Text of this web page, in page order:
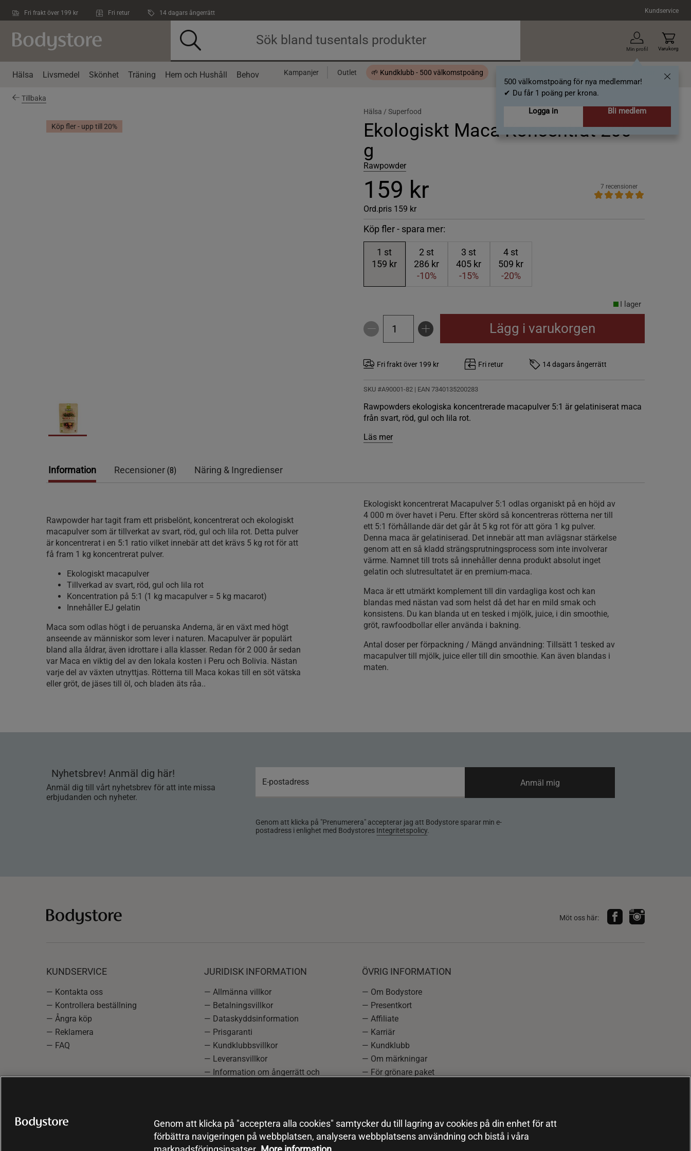
Fri frakt över 199 kr Fri retur 14 dagars ångerrätt Kundservice
Min profil
500 välkomstpoäng för nya medlemmar!
✔ Du får 1 poäng per krona.
Logga in
Bli medlem
Varukorg
Hälsa Livsmedel Skönhet Träning Hem och Hushåll Behov Kampanjer Outlet 🌱 Kundklubb - 500 välkomstpoäng
Tillbaka
Köp fler - upp till 20%
Hälsa / Superfood
Ekologiskt Maca Koncentrat 200
g
Rawpowder
159 kr
Ord.pris 159 kr
7 recensioner
Köp fler - spara mer:
1 st
159 kr
2 st
286 kr
-10%
3 st
405 kr
-15%
4 st
509 kr
-20%
I lager
Lägg i varukorgen
Fri frakt över 199 kr Fri retur 14 dagars ångerrätt
SKU #A90001-82 | EAN 7340135200283
Rawpowders ekologiska koncentrerade macapulver 5:1 är gelatiniserat maca
från svart, röd, gul och lila rot.
Läs mer
Information Recensioner (8) Näring & Ingredienser
Rawpowder har tagit fram ett prisbelönt, koncentrerat och ekologiskt
macapulver som är tillverkat av svart, röd, gul och lila rot. Detta pulver
är koncentrerat i en 5:1 ratio vilket innebär att det krävs 5 kg rot för att
få fram 1 kg koncentrerat pulver.
Ekologiskt macapulver
Tillverkad av svart, röd, gul och lila rot
Koncentration på 5:1 (1 kg macapulver = 5 kg macarot)
Innehåller EJ gelatin
Maca som odlas högt i de peruanska Anderna, är en växt med högt
anseende av människor som lever i naturen. Macapulver är populärt
bland alla åldrar, även idrottare i alla klasser. Redan för 2 000 år sedan
var Maca en viktig del av den lokala kosten i Peru och Bolivia. Nästan
varje del av växten utnyttjas. Rötterna till Maca kokas till en söt vätska
eller gröt, de jäses till öl, och bladen äts råa..
Ekologiskt koncentrerat Macapulver 5:1 odlas organiskt på en höjd av
4 000 m över havet i Peru. Efter skörd så koncentreras rötterna ner till
ett 5:1 förhållande där det går åt 5 kg rot för att göra 1 kg pulver.
Denna maca är gelatiniserad. Det innebär att man avlägsnar stärkelse
genom att en så kladd strängsprutningsprocess som inte involverar
värme. Namnet till trots så innehåller denna produkt absolut inget
gelatin och slutresultatet är en premium-maca.
Maca är ett utmärkt komplement till din vardagliga kost och kan
blandas med nästan vad som helst då det har en mild smak och
konsistens. Du kan blanda ut en tesked i mjölk, juice, i din smoothie,
gröt, rawfoodbollar eller använda i bakning.
Antal doser per förpackning / Mängd användning: Tillsätt 1 tesked av
macapulver till mjölk, juice eller till din smoothie. Kan även blandas i
maten.
Nyhetsbrev! Anmäl dig här!
Anmäl dig till vårt nyhetsbrev för att inte missa
erbjudanden och nyheter.
Genom att klicka på "Prenumerera" accepterar jag att Bodystore sparar min e-
postadress i enlighet med Bodystores Integritetspolicy.
Anmäl mig
Möt oss här:
KUNDSERVICE
— Kontakta oss
— Kontrollera beställning
— Ångra köp
— Reklamera
— FAQ
JURIDISK INFORMATION
— Allmänna villkor
— Betalningsvillkor
— Dataskyddsinformation
— Prisgaranti
— Kundklubbsvillkor
— Leveransvillkor
— Information om ångerrätt och
ÖVRIG INFORMATION
— Om Bodystore
— Presentkort
— Affiliate
— Karriär
— Kundklubb
— Om märkningar
— För grönare paket
Genom att klicka på "acceptera alla cookies" samtycker du till lagring av cookies på din enhet för att
förbättra navigeringen på webbplatsen, analysera webbplatsens användning och bistå i våra